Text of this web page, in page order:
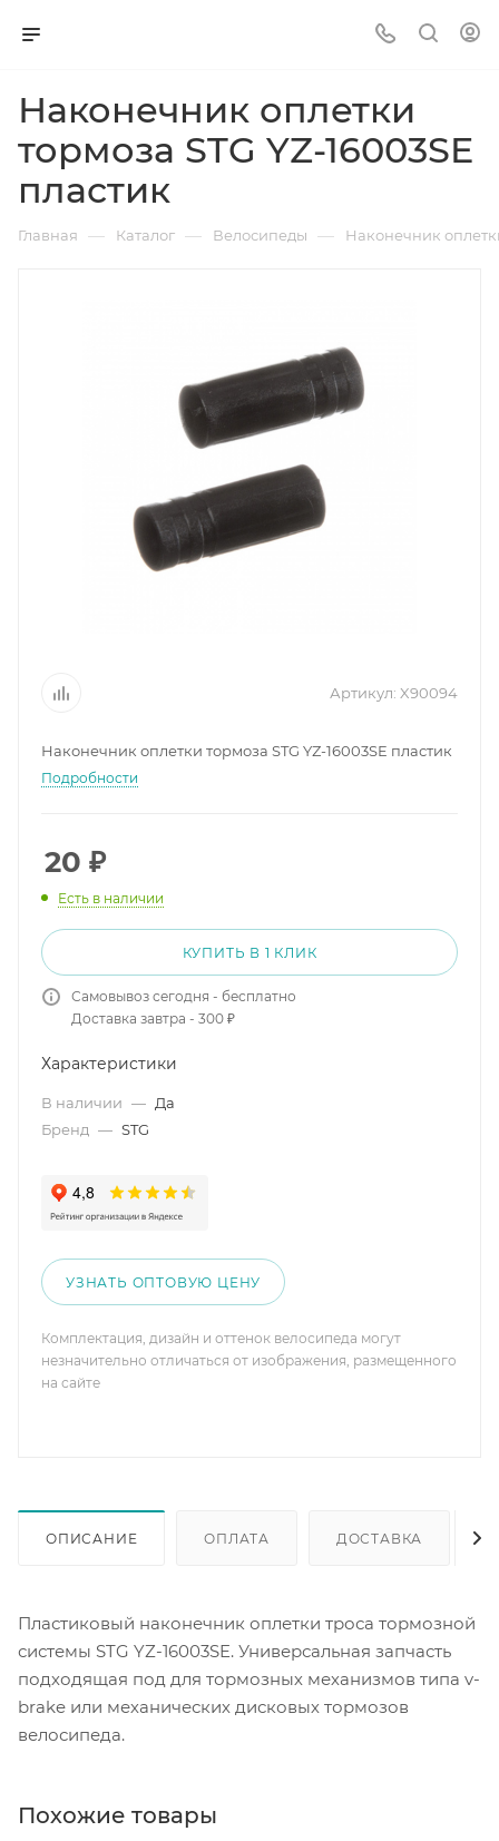
Наконечник оплетки
тормоза STG YZ-16003SE
пластик
Главная — Каталог — Велосипеды — Наконечник
Артикул: X90094
Наконечник оплетки тормоза STG YZ-16003SE пластик
Подробности
20 ₽
Есть в наличии
КУПИТЬ В 1 КЛИК
Самовывоз сегодня - бесплатно
Доставка завтра - 300 ₽
Характеристики
В наличии — Да
Бренд — STG
УЗНАТЬ ОПТОВУЮ ЦЕНУ
Комплектация, дизайн и оттенок велосипеда могут
незначительно отличаться от изображения, размещенного
на сайте
ОПИСАНИЕ ОПЛАТА ДОСТАВКА
Пластиковый наконечник оплетки троса тормозной
системы STG YZ-16003SE. Универсальная запчасть
подходящая под для тормозных механизмов типа v-
brake или механических дисковых тормозов
велосипеда.
Похожие товары